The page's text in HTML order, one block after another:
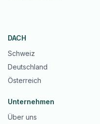
DACH
Schweiz
Deutschland
Österreich
Unternehmen
Über uns